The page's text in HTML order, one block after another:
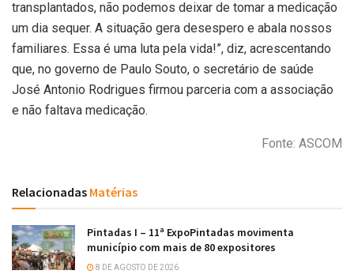
transplantados, não podemos deixar de tomar a medicação
um dia sequer. A situação gera desespero e abala nossos
familiares. Essa é uma luta pela vida!”, diz, acrescentando
que, no governo de Paulo Souto, o secretário de saúde
José Antonio Rodrigues firmou parceria com a associação
e não faltava medicação.
Fonte: ASCOM
Relacionadas Matérias
Pintadas I – 11ª ExpoPintadas movimenta
município com mais de 80 expositores
8 DE AGOSTO DE 2026